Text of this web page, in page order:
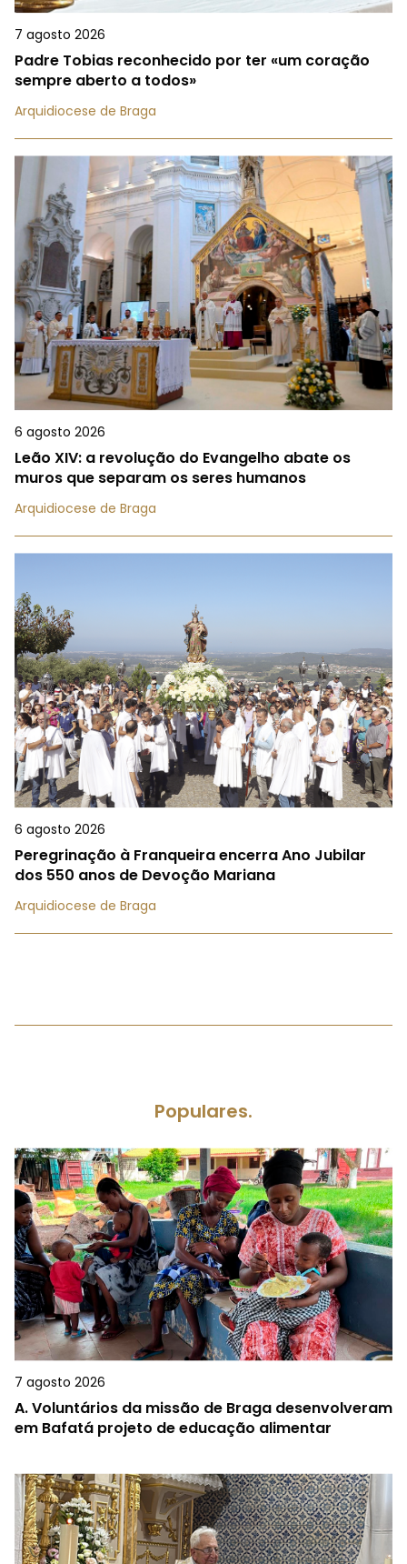
7 agosto 2026
Padre Tobias reconhecido por ter «um coração
sempre aberto a todos»
Arquidiocese de Braga
6 agosto 2026
Leão XIV: a revolução do Evangelho abate os
muros que separam os seres humanos
Arquidiocese de Braga
6 agosto 2026
Peregrinação à Franqueira encerra Ano Jubilar
dos 550 anos de Devoção Mariana
Arquidiocese de Braga
Populares.
7 agosto 2026
A.Voluntários da missão de Braga desenvolveram
em Bafatá projeto de educação alimentar